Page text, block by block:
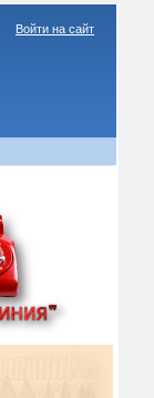
Войти на сайт